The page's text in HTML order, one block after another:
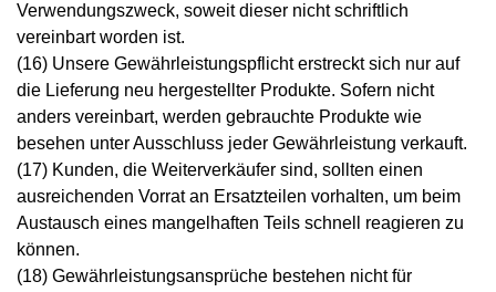
Verwendungszweck, soweit dieser nicht schriftlich
vereinbart worden ist.
(16) Unsere Gewährleistungspflicht erstreckt sich nur auf
die Lieferung neu hergestellter Produkte. Sofern nicht
anders vereinbart, werden gebrauchte Produkte wie
besehen unter Ausschluss jeder Gewährleistung verkauft.
(17) Kunden, die Weiterverkäufer sind, sollten einen
ausreichenden Vorrat an Ersatzteilen vorhalten, um beim
Austausch eines mangelhaften Teils schnell reagieren zu
können.
(18) Gewährleistungsansprüche bestehen nicht für